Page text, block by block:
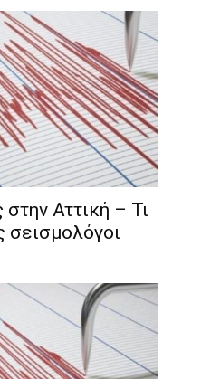
Αττική – Τι
σεισμολόγοι